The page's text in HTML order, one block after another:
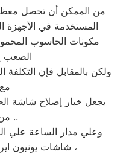
من الممكن أن تحصل
مكونات الحاسوب
الصعب
يجعل خيار إصلاح شاشة
من الاستبدال ..
وعلي مدار الساعة علي
شاشات يونيون اير البحيرة المعتمد في مصر ،